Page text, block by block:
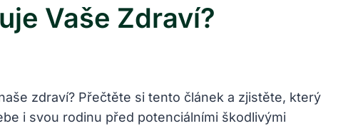
Vaše Zdraví?
zdraví? Přečtěte si tento článek a zjistěte, který
i svou rodinu před potenciálními škodlivými